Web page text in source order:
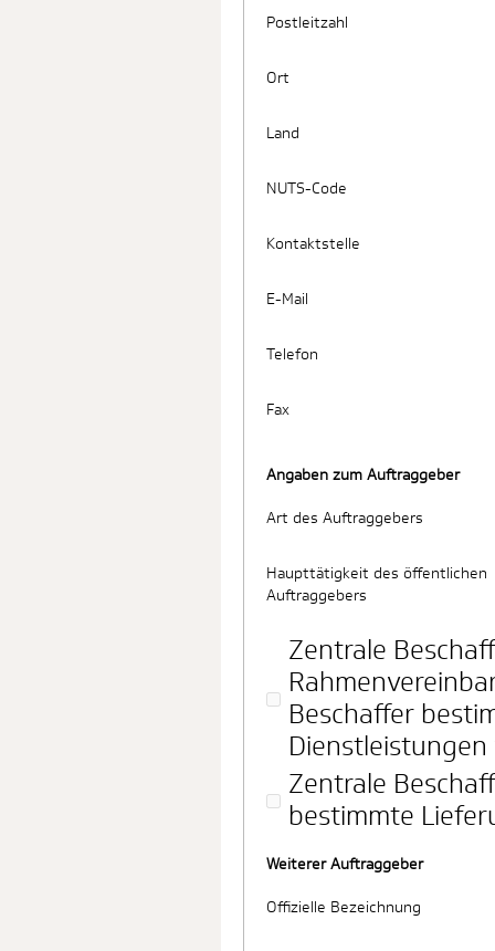
Postleitzahl
Ort
Land
NUTS-Code
Kontaktstelle
E-Mail
Telefon
Fax
Angaben zum Auftraggeber
Art des Auftraggebers
Haupttätigkeit des öffentlichen
Auftraggebers
Zentrale
Beschaffer
Zentrale
bestimmte
Weiterer Auftraggeber
Offizielle Bezeichnung